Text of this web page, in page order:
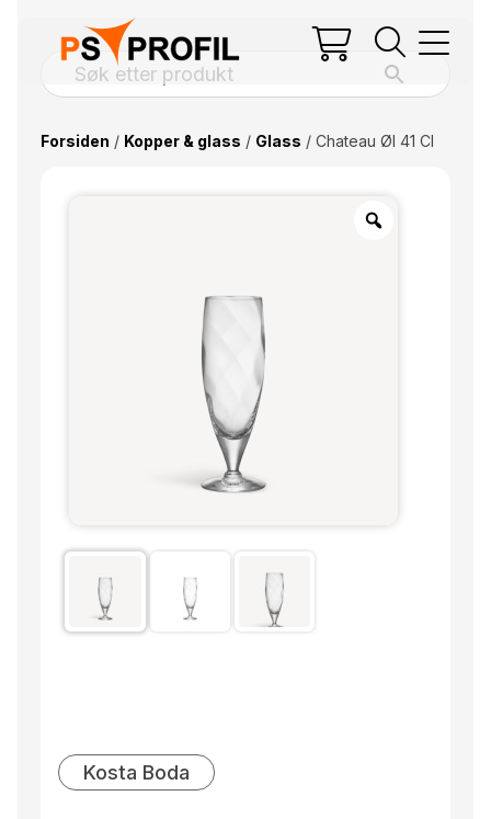
Forsiden / Kopper & glass / Glass / Chateau Øl 41 Cl
Kosta Boda